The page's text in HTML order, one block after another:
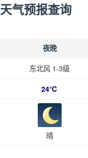
气预报查询
夜晚
东北风 1-3级
24℃
晴